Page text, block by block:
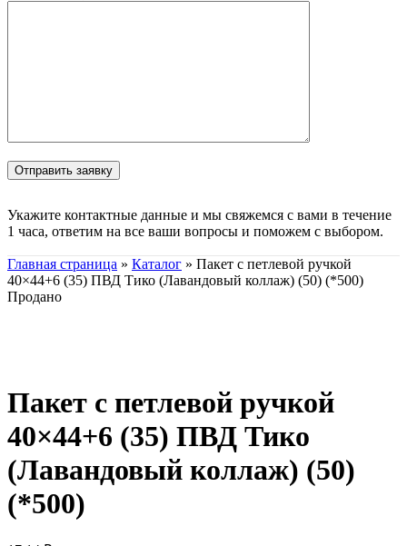
Укажите контактные данные и мы свяжемся с вами в течение
1 часа, ответим на все ваши вопросы и поможем с выбором.
Главная страница » Каталог » Пакет с петлевой ручкой
40×44+6 (35) ПВД Тико (Лавандовый коллаж) (50) (*500)
Продано
Пакет с петлевой ручкой
40×44+6 (35) ПВД Тико
(Лавандовый коллаж) (50)
(*500)